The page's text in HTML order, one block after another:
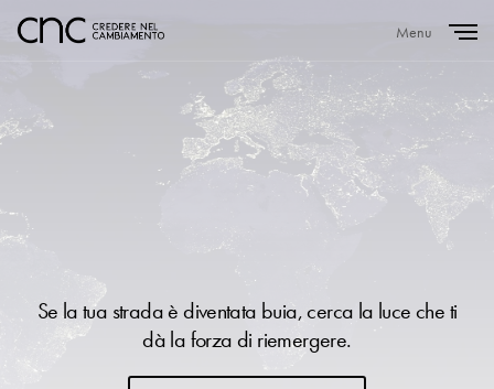
Menu
Se la tua strada è diventata buia, cerca la luce che ti
dà la forza di riemergere.